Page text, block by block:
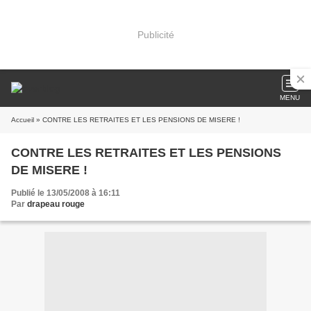
Publicité
MENU
Accueil » CONTRE LES RETRAITES ET LES PENSIONS DE MISERE !
CONTRE LES RETRAITES ET LES PENSIONS
DE MISERE !
Publié le 13/05/2008 à 16:11
Par drapeau rouge